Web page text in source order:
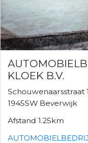
KLOEK B.V.
Schouwenaarsstraat 1
1945SW Beverwijk
Afstand 1.25km